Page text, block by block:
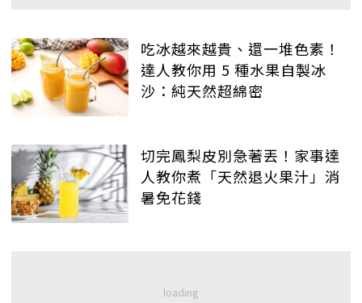
吃冰越來越貴、還一堆色素！
達人教你用 5 種水果自製冰
沙：純天然超綿密
切完鳳梨皮別急著丟！家事達
人教你煮「天然退火果汁」消
暑免花錢